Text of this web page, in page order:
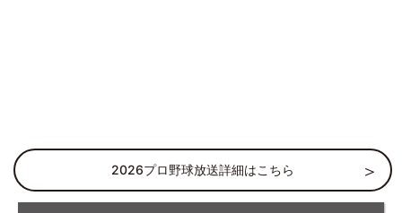
2026プロ野球放送詳細はこちら